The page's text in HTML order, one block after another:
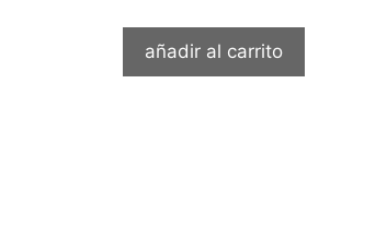
añadir al carrito